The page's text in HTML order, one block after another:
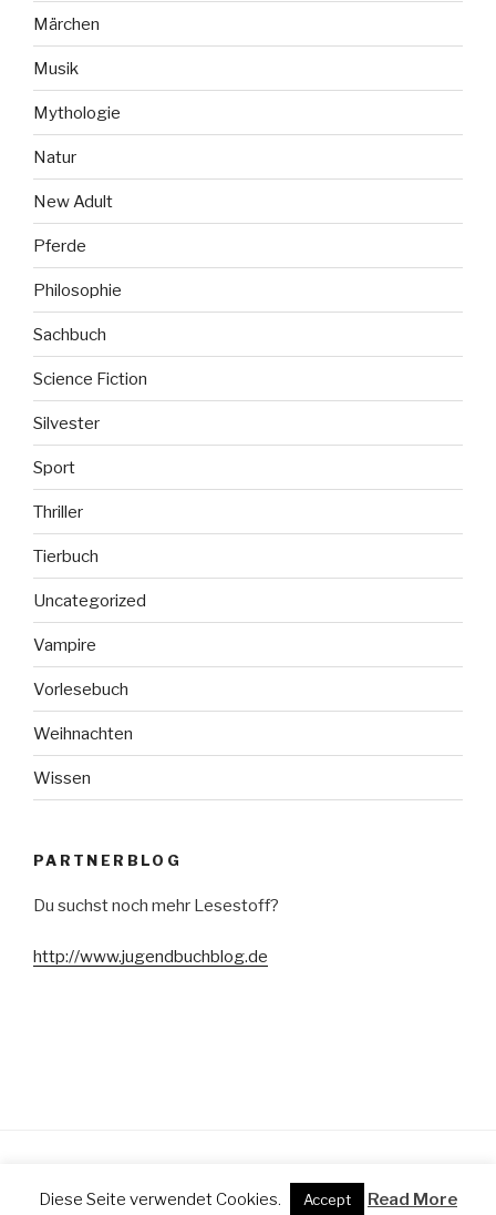
Märchen
Musik
Mythologie
Natur
New Adult
Pferde
Philosophie
Sachbuch
Science Fiction
Silvester
Sport
Thriller
Tierbuch
Uncategorized
Vampire
Vorlesebuch
Weihnachten
Wissen
PARTNERBLOG
Du suchst noch mehr Lesestoff?
http://www.jugendbuchblog.de
Diese Seite verwendet Cookies. Accept Read More